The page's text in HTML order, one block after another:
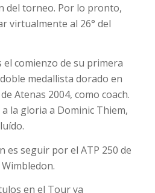
del torneo. Por lo pronto,
virtualmente al 26° del
el comienzo de su primera
medallista dorado en
Atenas 2004, como coach.
la gloria a Dominic Thiem,
es seguir por el ATP 250 de
en el Tour ya